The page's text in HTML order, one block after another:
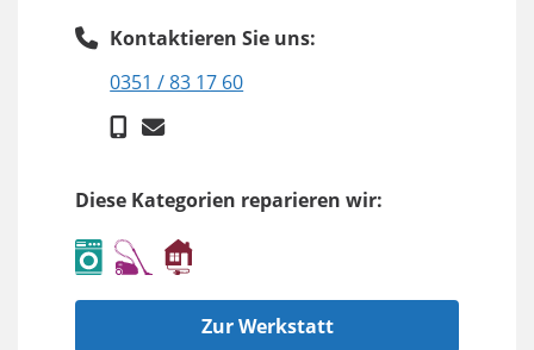
Kontaktieren Sie uns:
0351 / 83 17 60
Diese Kategorien reparieren wir:
Zur Werkstatt